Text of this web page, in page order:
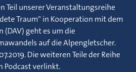
Teil unserer Veranstaltungsreihe
Traum" in Kooperation mit dem
(DAV) geht es um die
auf die Alpengletscher.
Die weiteren Teile der Reihe
Podcast verlinkt.